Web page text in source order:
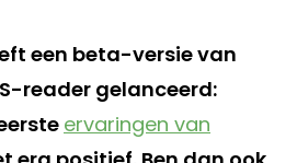
een beta-versie van
reader gelanceerd:
ervaringen van